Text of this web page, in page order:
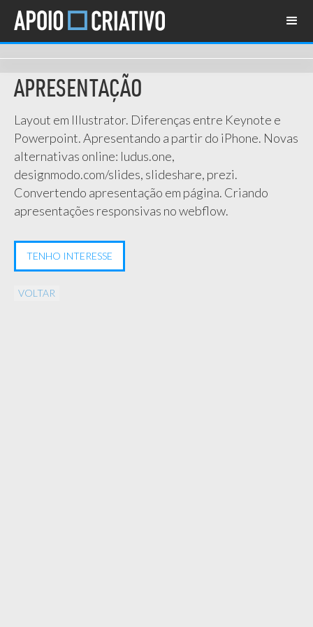
APRESENTAÇÃO
Layout em Illustrator. Diferenças entre Keynote e
Powerpoint. Apresentando a partir do iPhone. Novas
alternativas online: ludus.one,
designmodo.com/slides, slideshare, prezi.
Convertendo apresentação em página. Criando
apresentações responsivas no webflow.
TENHO INTERESSE
VOLTAR